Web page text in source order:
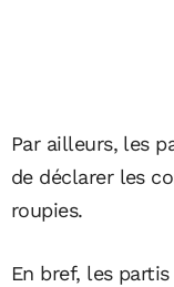
Par ailleurs, les
de déclarer les
roupies.
En bref, les